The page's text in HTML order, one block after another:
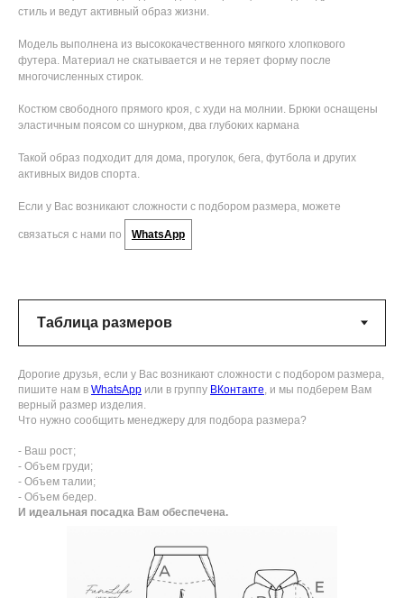
стиль и ведут активный образ жизни.
Модель выполнена из высококачественного мягкого хлопкового
футера. Материал не скатывается и не теряет форму после
многочисленных стирок.
Костюм свободного прямого кроя, с худи на молнии. Брюки оснащены
эластичным поясом со шнурком, два глубоких кармана
Такой образ подходит для дома, прогулок, бега, футбола и других
активных видов спорта.
Если у Вас возникают сложности с подбором размера, можете
связаться с нами по WhatsApp
Дорогие друзья, если у Вас возникают сложности с подбором размера,
пишите нам в WhatsApp или в группу ВКонтакте, и мы подберем Вам
верный размер изделия.
Что нужно сообщить менеджеру для подбора размера?
- Ваш рост;
- Объем груди;
- Объем талии;
- Объем бедер.
И идеальная посадка Вам обеспечена.